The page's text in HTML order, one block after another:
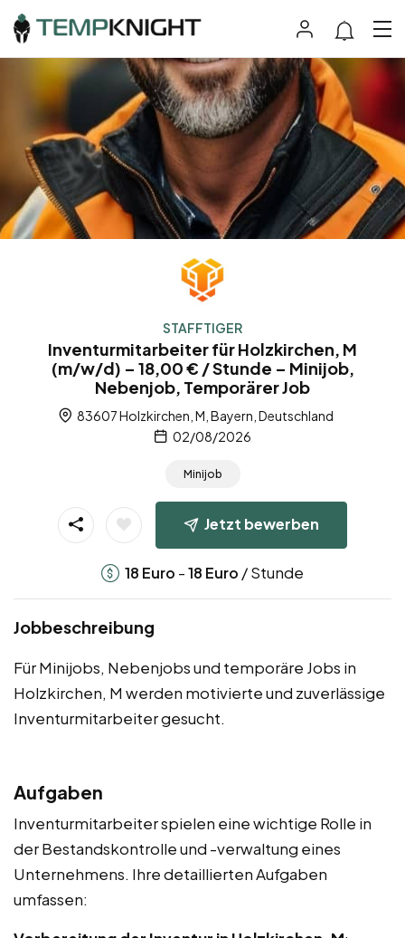
STAFFTIGER
Inventurmitarbeiter für Holzkirchen, M
(m/w/d) – 18,00 € / Stunde – Minijob,
Nebenjob, Temporärer Job
83607 Holzkirchen, M, Bayern, Deutschland
02/08/2026
Minijob
Jetzt bewerben
18 Euro -18 Euro / Stunde
Jobbeschreibung
Für Minijobs, Nebenjobs und temporäre Jobs in
Holzkirchen, M werden motivierte und zuverlässige
Inventurmitarbeiter gesucht.
Aufgaben
Inventurmitarbeiter spielen eine wichtige Rolle in
der Bestandskontrolle und -verwaltung eines
Unternehmens. Ihre detaillierten Aufgaben
umfassen: